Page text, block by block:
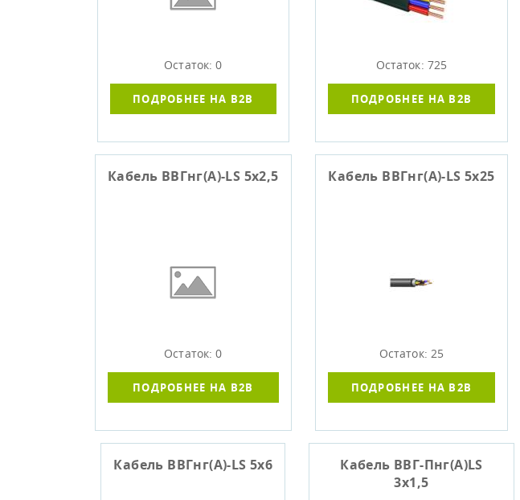
Остаток: 0
ПОДРОБНЕЕ НА B2B
Остаток: 725
ПОДРОБНЕЕ НА B2B
Кабель ВВГнг(А)-LS 5х2,5
Остаток: 0
ПОДРОБНЕЕ НА B2B
Кабель ВВГнг(А)-LS 5х25
Остаток: 25
ПОДРОБНЕЕ НА B2B
Кабель ВВГнг(А)-LS 5х6
Кабель ВВГ-Пнг(А)LS
3х1,5